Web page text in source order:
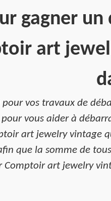
gagner
art
pour vos travaux de
vous aider à
art jewelry vintage
que la somme de
Comptoir art jewelry